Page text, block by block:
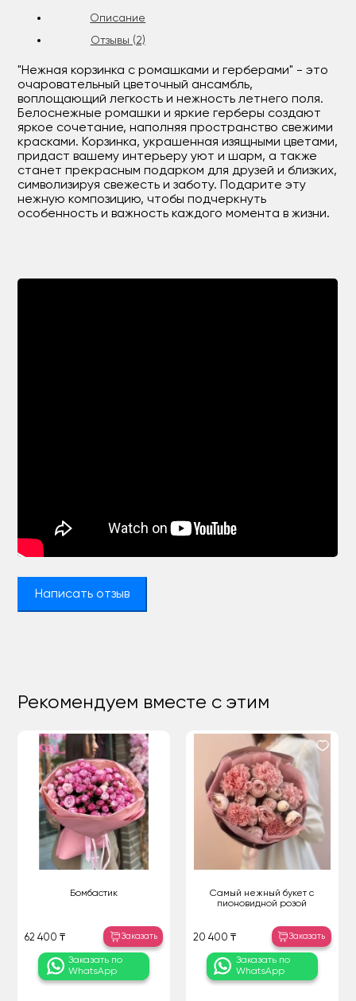
Описание
Отзывы (2)
"Нежная корзинка с ромашками и герберами" - это
очаровательный цветочный ансамбль,
воплощающий легкость и нежность летнего поля.
Белоснежные ромашки и яркие герберы создают
яркое сочетание, наполняя пространство свежими
красками. Корзинка, украшенная изящными цветами,
придаст вашему интерьеру уют и шарм, а также
станет прекрасным подарком для друзей и близких,
символизируя свежесть и заботу. Подарите эту
нежную композицию, чтобы подчеркнуть
особенность и важность каждого момента в жизни.
Написать отзыв
Рекомендуем вместе с этим
Бомбастик
62 400 ₸ Заказать
Заказать по
WhatsApp
Самый нежный букет с
пионовидной розой
20 400 ₸ Заказать
Заказать по
WhatsApp